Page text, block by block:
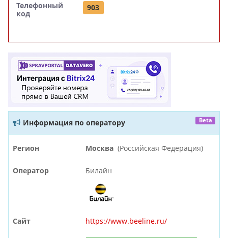
Телефонный
код
903
Информация по оператору Beta
Регион Москва (Российская Федерация)
Оператор Билайн
Сайт https://www.beeline.ru/